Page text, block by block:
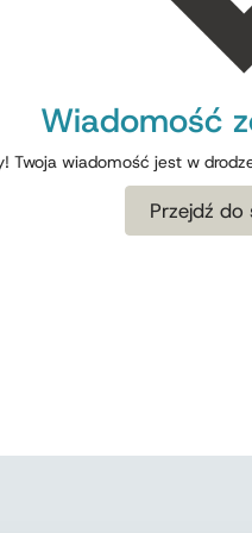
Wiadomość
Twoja wiadomość jest w
Przejdź do